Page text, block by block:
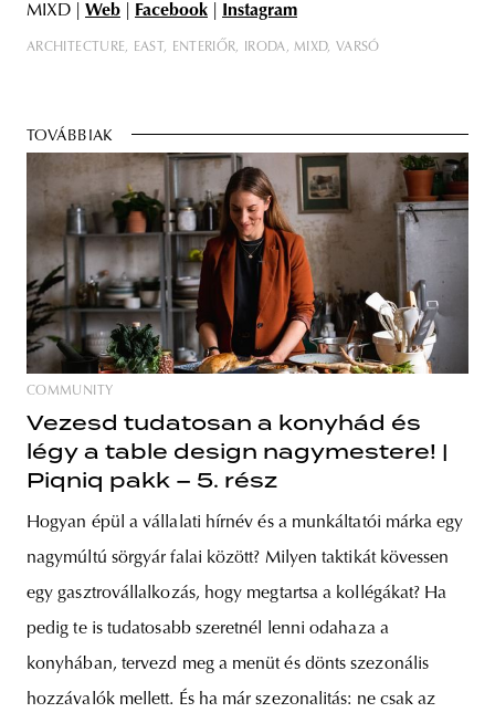
MIXD | Web Facebook Instagram
ARCHITECTURE EAST ENTERIŐR IRODA MIXD VARSÓ
TOVÁBBIAK
COMMUNITY
Vezesd tudatosan a konyhád és
légy a table design nagymestere! |
Piqniq pakk – 5. rész
Hogyan épül a vállalati hírnév és a munkáltatói márka egy
nagymúltú sörgyár falai között? Milyen taktikát kövessen
egy gasztrovállalkozás, hogy megtartsa a kollégákat? Ha
pedig te is tudatosabb szeretnél lenni odahaza a
konyhában, tervezd meg a menüt és dönts szezonális
hozzávalók mellett. És ha már szezonalitás: ne csak az